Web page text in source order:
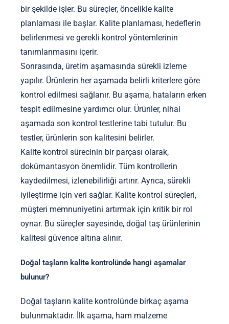
bir şekilde işler. Bu süreçler, öncelikle kalite
planlaması ile başlar. Kalite planlaması, hedeflerin
belirlenmesi ve gerekli kontrol yöntemlerinin
tanımlanmasını içerir.
Sonrasında, üretim aşamasında sürekli izleme
yapılır. Ürünlerin her aşamada belirli kriterlere göre
kontrol edilmesi sağlanır. Bu aşama, hataların erken
tespit edilmesine yardımcı olur. Ürünler, nihai
aşamada son kontrol testlerine tabi tutulur. Bu
testler, ürünlerin son kalitesini belirler.
Kalite kontrol sürecinin bir parçası olarak,
dokümantasyon önemlidir. Tüm kontrollerin
kaydedilmesi, izlenebilirliği artırır. Ayrıca, sürekli
iyileştirme için veri sağlar. Kalite kontrol süreçleri,
müşteri memnuniyetini artırmak için kritik bir rol
oynar. Bu süreçler sayesinde, doğal taş ürünlerinin
kalitesi güvence altına alınır.
Doğal taşların kalite kontrolünde hangi aşamalar
bulunur?
Doğal taşların kalite kontrolünde birkaç aşama
bulunmaktadır. İlk aşama, ham malzeme